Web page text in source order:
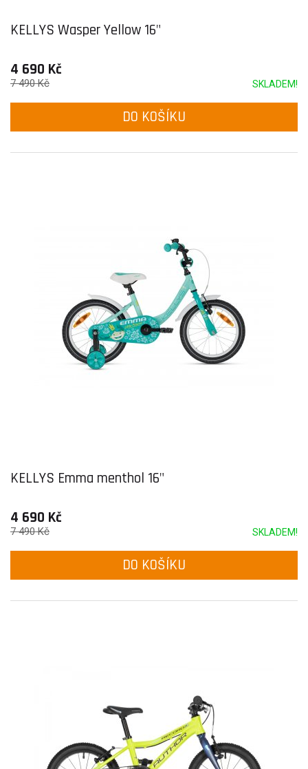
KELLYS Wasper Yellow 16"
4 690 Kč
SKLADEM!
7 490 Kč
DO KOŠÍKU
KELLYS Emma menthol 16"
4 690 Kč
SKLADEM!
7 490 Kč
DO KOŠÍKU